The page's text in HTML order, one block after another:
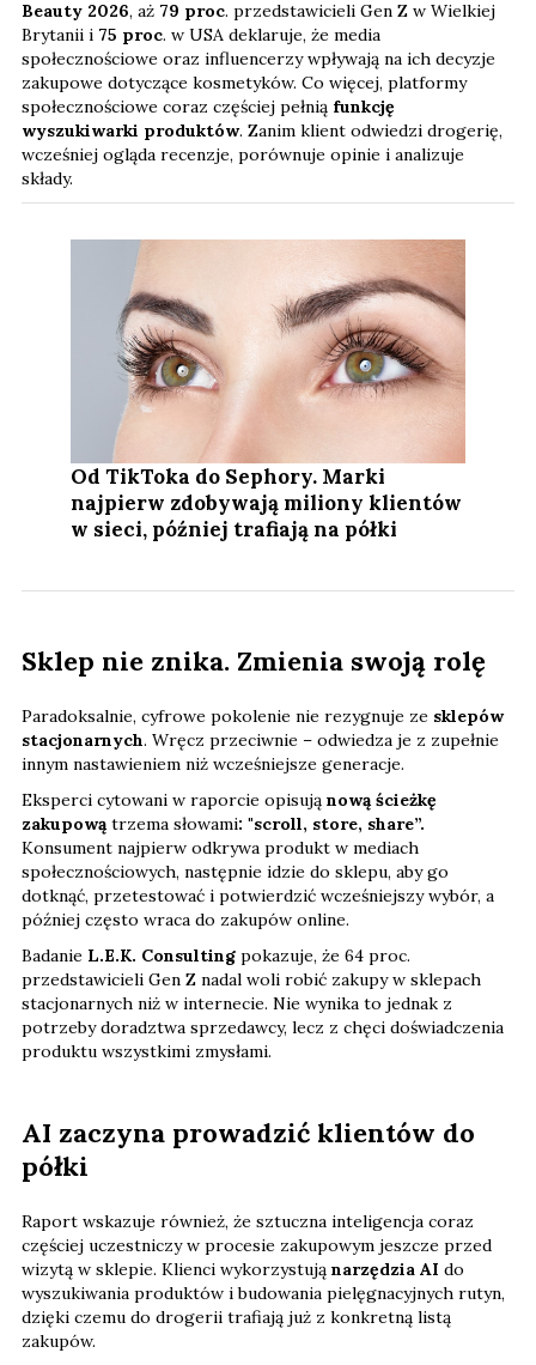
Beauty 2026, aż 79 proc. przedstawicieli Gen Z w Wielkiej
Brytanii i 75 proc. w USA deklaruje, że media
społecznościowe oraz influencerzy wpływają na ich decyzje
zakupowe dotyczące kosmetyków. Co więcej, platformy
społecznościowe coraz częściej pełnią funkcję
wyszukiwarki produktów. Zanim klient odwiedzi drogerię,
wcześniej ogląda recenzje, porównuje opinie i analizuje
składy.
Od TikToka do Sephory. Marki
najpierw zdobywają miliony klientów
w sieci, później trafiają na półki
Sklep nie znika. Zmienia swoją rolę
Paradoksalnie, cyfrowe pokolenie nie rezygnuje ze sklepów
stacjonarnych. Wręcz przeciwnie – odwiedza je z zupełnie
innym nastawieniem niż wcześniejsze generacje.
Eksperci cytowani w raporcie opisują nową ścieżkę
zakupowątrzema słowami: "scroll, store, share”.
Konsument najpierw odkrywa produkt w mediach
społecznościowych, następnie idzie do sklepu, aby go
dotknąć, przetestować i potwierdzić wcześniejszy wybór, a
później często wraca do zakupów online.
Badanie L.E.K. Consulting pokazuje, że 64 proc.
przedstawicieli Gen Z nadal woli robić zakupy w sklepach
stacjonarnych niż w internecie. Nie wynika to jednak z
potrzeby doradztwa sprzedawcy, lecz z chęci doświadczenia
produktu wszystkimi zmysłami.
AI zaczyna prowadzić klientów do
półki
Raport wskazuje również, że sztuczna inteligencja coraz
częściej uczestniczy w procesie zakupowym jeszcze przed
wizytą w sklepie. Klienci wykorzystują narzędzia AI do
wyszukiwania produktów i budowania pielęgnacyjnych rutyn,
dzięki czemu do drogerii trafiają już z konkretną listą
zakupów.